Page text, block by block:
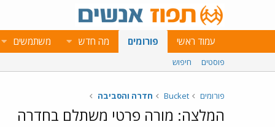
עמוד ראשי פורומים מה חדש משתמשים
פוסטים חיפוש
פורומים Bucket חדרה והסביבה
המלצה: מורה פרטי משתלם בחדרה